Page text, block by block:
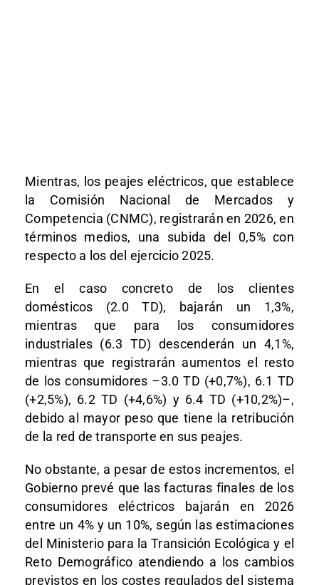
Mientras, los peajes eléctricos, que establece
la Comisión Nacional de Mercados y
Competencia (CNMC), registrarán en 2026, en
términos medios, una subida del 0,5% con
respecto a los del ejercicio 2025.
En el caso concreto de los clientes
domésticos (2.0 TD), bajarán un 1,3%,
mientras que para los consumidores
industriales (6.3 TD) descenderán un 4,1%,
mientras que registrarán aumentos el resto
de los consumidores –3.0 TD (+0,7%), 6.1 TD
(+2,5%), 6.2 TD (+4,6%) y 6.4 TD (+10,2%)–,
debido al mayor peso que tiene la retribución
de la red de transporte en sus peajes.
No obstante, a pesar de estos incrementos, el
Gobierno prevé que las facturas finales de los
consumidores eléctricos bajarán en 2026
entre un 4% y un 10%, según las estimaciones
del Ministerio para la Transición Ecológica y el
Reto Demográfico atendiendo a los cambios
previstos en los costes regulados del sistema